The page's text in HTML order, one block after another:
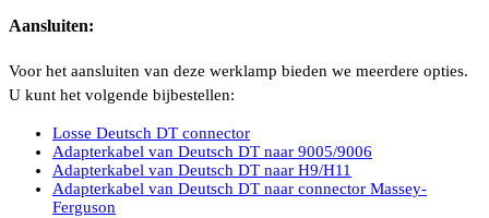
Aansluiten:
Voor het aansluiten van deze werklamp bieden we meerdere opties.
U kunt het volgende bijbestellen:
Losse Deutsch DT connector
Adapterkabel van Deutsch DT naar 9005/9006
Adapterkabel van Deutsch DT naar H9/H11
Adapterkabel van Deutsch DT naar connector Massey-
Ferguson